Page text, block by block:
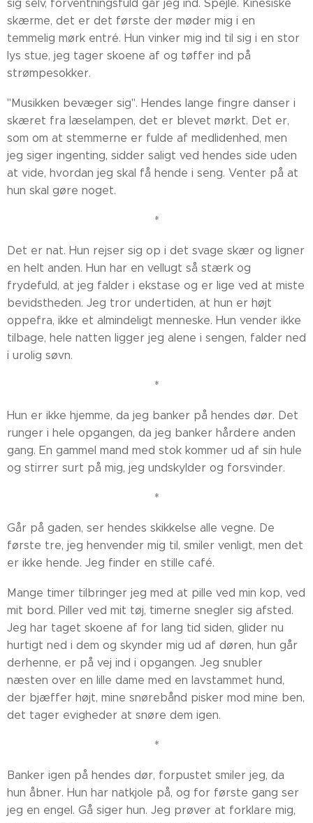
sig selv, forventningsfuld går jeg ind. Spejle. Kinesiske
skærme, det er det første der møder mig i en
temmelig mørk entré. Hun vinker mig ind til sig i en stor
lys stue, jeg tager skoene af og tøffer ind på
strømpesokker.
"Musikken bevæger sig". Hendes lange fingre danser i
skæret fra læselampen, det er blevet mørkt. Det er,
som om at stemmerne er fulde af medlidenhed, men
jeg siger ingenting, sidder saligt ved hendes side uden
at vide, hvordan jeg skal få hende i seng. Venter på at
hun skal gøre noget.
*
Det er nat. Hun rejser sig op i det svage skær og ligner
en helt anden. Hun har en vellugt så stærk og
frydefuld, at jeg falder i ekstase og er lige ved at miste
bevidstheden. Jeg tror undertiden, at hun er højt
oppefra, ikke et almindeligt menneske. Hun vender ikke
tilbage, hele natten ligger jeg alene i sengen, falder ned
i urolig søvn.
*
Hun er ikke hjemme, da jeg banker på hendes dør. Det
runger i hele opgangen, da jeg banker hårdere anden
gang. En gammel mand med stok kommer ud af sin hule
og stirrer surt på mig, jeg undskylder og forsvinder.
*
Går på gaden, ser hendes skikkelse alle vegne. De
første tre, jeg henvender mig til, smiler venligt, men det
er ikke hende. Jeg finder en stille café.
Mange timer tilbringer jeg med at pille ved min kop, ved
mit bord. Piller ved mit tøj, timerne snegler sig afsted.
Jeg har taget skoene af for lang tid siden, glider nu
hurtigt ned i dem og skynder mig ud af døren, hun går
derhenne, er på vej ind i opgangen. Jeg snubler
næsten over en lille dame med en lavstammet hund,
der bjæffer højt, mine snørebånd pisker mod mine ben,
det tager evigheder at snøre dem igen.
*
Banker igen på hendes dør, forpustet smiler jeg, da
hun åbner. Hun har natkjole på, og for første gang ser
jeg en engel. Gå siger hun. Jeg prøver at forklare mig,